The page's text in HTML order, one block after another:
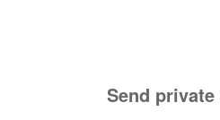
Send private